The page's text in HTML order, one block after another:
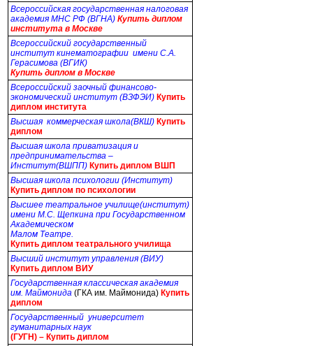
Всероссийская государственная налоговая
академия МНС РФ (ВГНА) Купить диплом
института в Москве
Всероссийский государственный
институт кинематографии имени С.А.
Герасимова (ВГИК)
Купить диплом в Москве
Всероссийский заочный финансово-
экономический институт (ВЗФЭИ) Купить
диплом института
Высшая коммерческая школа(ВКШ) Купить
диплом
Высшая школа приватизация и
предпринимательства –
Институт(ВШПП) Купить диплом ВШП
Высшая школа психологии (Институт)
Купить диплом по психологии
Высшее театральное училище(институт)
имени М.С. Щепкина при Государственном
Академическом
Малом Театре.
Купить диплом театрального училища
Высший институт управления (ВИУ)
Купить диплом ВИУ
Государственная классическая академия
им. Маймонида (ГКА им. Маймонида) Купить
диплом
Государственный университет
гуманитарных наук
(ГУГН) – Купить диплом